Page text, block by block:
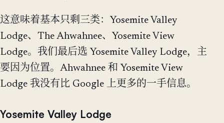
这意味着基本只剩三类：Yosemite Valley
Lodge、The Ahwahnee、Yosemite View
Lodge。我们最后选 Yosemite Valley Lodge，主
要因为位置。Ahwahnee 和 Yosemite View
Lodge 我没有比 Google 上更多的一手信息。
Yosemite Valley Lodge